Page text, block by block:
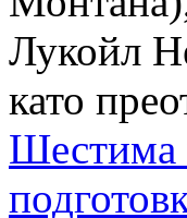
Лукойл
като
Шестима